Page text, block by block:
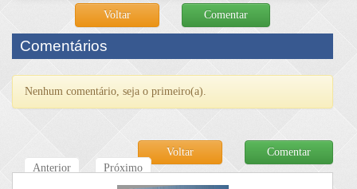
Voltar Comentar
Comentários
Nenhum comentário, seja o primeiro(a).
Voltar
Comentar
Anterior
Próximo